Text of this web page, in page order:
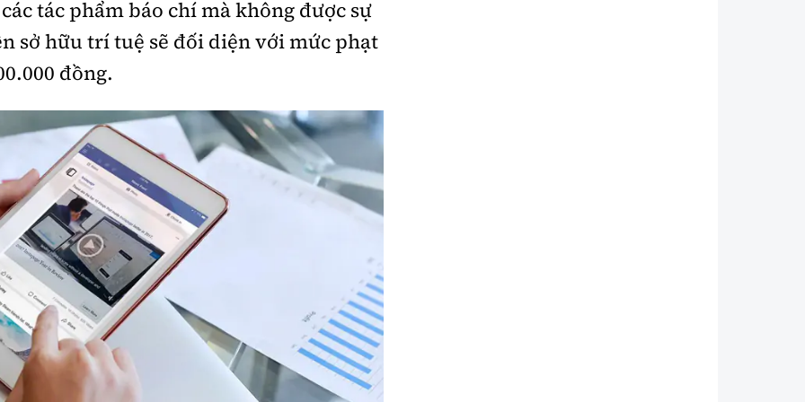
Hậu trường sao
Sản phẩm mới
Video
Thời sự
Khám phá
Camera giao thông
Câu chuyện giao thông
Lăng kính xây dựng
Giải trí - Thể thao
tác phẩm báo chí mà không được sự
sở hữu trí tuệ sẽ đối diện với mức phạt
đồng.